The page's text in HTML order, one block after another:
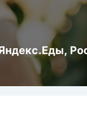
Яндекс.Еды,